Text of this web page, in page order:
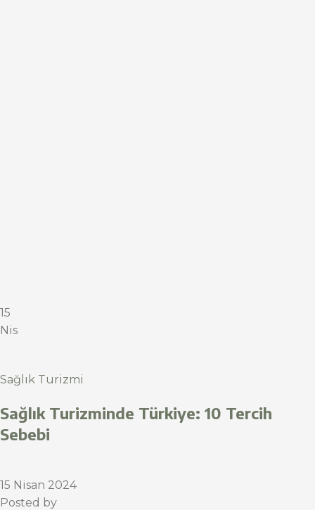
15
Nis
Sağlık Turizmi
Sağlık Turizminde Türkiye: 10 Tercih
Sebebi
15 Nisan 2024
Posted by